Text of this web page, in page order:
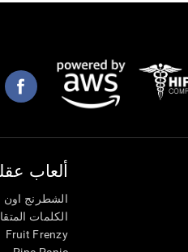
ألعاب
الشطرنج اون
الكلمات
Fruit Frenzy